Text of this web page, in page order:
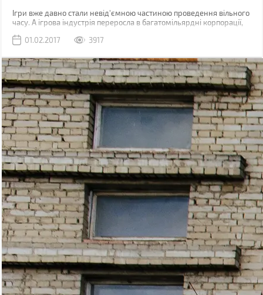
Ігри вже давно стали невід'ємною частиною проведення вільного
часу. А ігрова індустрія переросла в багатомільярдні корпорації,
Саме в іграх ми можемо приміряти на себе образ легендарного
асом в перегонах по нічних мегаполісах. Все це і навіть більше
Вам буде доступно з новим комп'ютером серії BRAIN GAMER С60
(FX-V1050.01). Давайте докладніше вивчимо цього «монстра».
01.02.2017 3917